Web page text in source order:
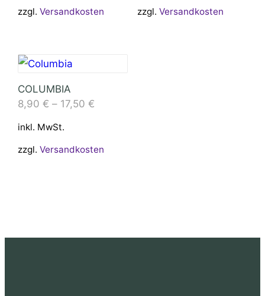
zzgl.Versandkosten zzgl. Versandkosten
COLUMBIA
8,90€ – 17,50€
inkl. MwSt.
zzgl.Versandkosten